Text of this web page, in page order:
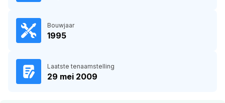
Bouwjaar
1995
Laatste tenaamstelling
29 mei 2009